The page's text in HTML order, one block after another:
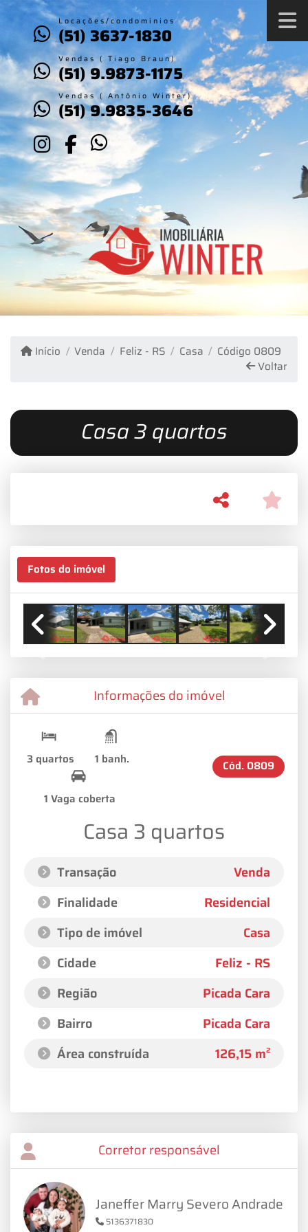
Locações/condomínios
(51) 3637-1830
Vendas ( Tiago Braun)
(51) 9.9873-1175
Vendas ( Antônio Winter)
(51) 9.9835-3646
Início Venda Feliz - RS Casa
Código 0809
Voltar
Casa 3 quartos
Fotos do imóvel
Previous Next
Informações do imóvel
3 quartos 1 banh.
1 Vaga coberta
Cód. 0809
Casa 3 quartos
Transação
Venda
Finalidade
Residencial
Tipo de imóvel
Casa
Cidade
Feliz - RS
Região
Picada Cara
Bairro
Picada Cara
Área construída
126,15 m²
Corretor responsável
Janeffer Marry Severo Andrade
5136371830